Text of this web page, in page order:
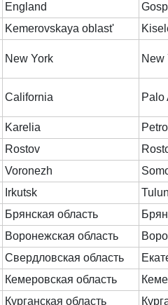
England
Kemerovskaya oblast'
New York New
California Palo
Karelia
Rostov
Voronezh
Irkutsk
Брянская область
Воронежская область
Свердловская область
Кемеровская область
Курганская область